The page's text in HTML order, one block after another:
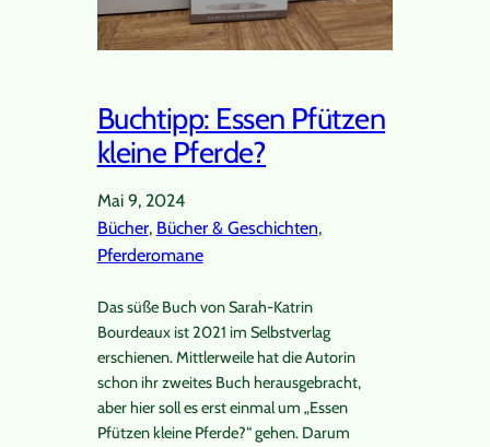
Buchtipp: Essen Pfützen
kleine Pferde?
Mai 9, 2024
Bücher, Bücher & Geschichten,
Pferderomane
Das süße Buch von Sarah-Katrin
Bourdeaux ist 2021 im Selbstverlag
erschienen. Mittlerweile hat die Autorin
schon ihr zweites Buch herausgebracht,
aber hier soll es erst einmal um „Essen
Pfützen kleine Pferde?“ gehen. Darum